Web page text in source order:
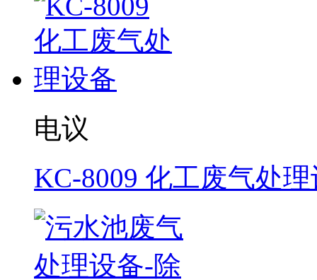
电议
KC-8009 化工废气处